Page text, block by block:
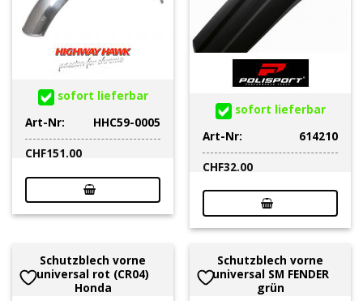
sofort lieferbar
Art-Nr:
HHC59-0005
CHF151.00
sofort lieferbar
Art-Nr:
614210
CHF32.00
Schutzblech vorne
universal rot (CR04)
Honda
Schutzblech vorne
universal SM FENDER
grün